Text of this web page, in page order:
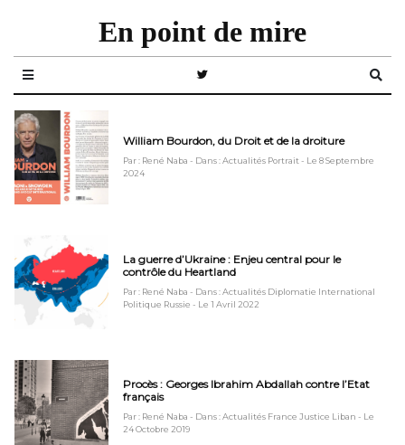
En point de mire
William Bourdon, du Droit et de la droiture
Par : René Naba - Dans : Actualités Portrait- Le 8 Septembre
2024
La guerre d’Ukraine : Enjeu central pour le
contrôle du Heartland
Par : René Naba - Dans : Actualités Diplomatie International
Politique Russie - Le 1 Avril 2022
Procès : Georges Ibrahim Abdallah contre l’Etat
français
Par : René Naba - Dans : Actualités France Justice Liban - Le
24 Octobre 2019